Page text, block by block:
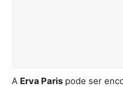
A Erva Paris pode ser